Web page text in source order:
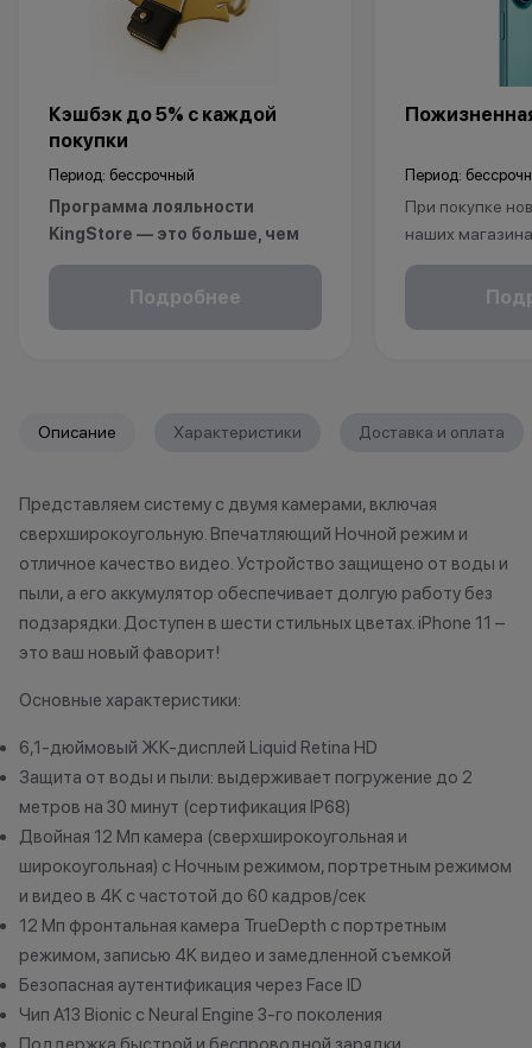
Кэшбэк до 5% с каждой
покупки
Период: бессрочный
Программа лояльности
KingStore — это больше, чем
просто бонусы.
Покупайте технику и аксессуары,
За покупки начисляются бонусные
Как можно использовать
баллы
Бонусными баллами можно
до 20% от чека — на аксессуары;
оригинальную продукцию Dyson и
Xiaomi.
до 5% от чека — на оригинальную
продукцию Apple;
до 2% от чека — на новые iPhone;
Статусы программы
лояльности
Новый в прайде
Подробнее
Период:
При покупке
наших
рассрочку,
безналичному
*Акции и
*Данная акция
публичной
причинам
обоснованные
•Организатор
Описание Характеристики Доставка и оплата
Представляем систему с двумя камерами, включая
сверхширокоугольную. Впечатляющий Ночной режим и
отличное качество видео. Устройство защищено от воды и
пыли, а его аккумулятор обеспечивает долгую работу без
подзарядки. Доступен в шести стильных цветах. iPhone 11 –
это ваш новый фаворит!
Основные характеристики:
6,1-дюймовый ЖК-дисплей Liquid Retina HD
Защита от воды и пыли: выдерживает погружение до 2
метров на 30 минут (сертификация IP68)
Двойная 12 Мп камера (сверхширокоугольная и
широкоугольная) с Ночным режимом, портретным режимом
и видео в 4K с частотой до 60 кадров/сек
12 Мп фронтальная камера TrueDepth с портретным
режимом, записью 4K видео и замедленной съемкой
Безопасная аутентификация через Face ID
Чип A13 Bionic с Neural Engine 3-го поколения